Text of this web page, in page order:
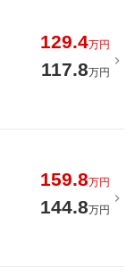
129.4万円
117.8万円
159.8万円
144.8万円